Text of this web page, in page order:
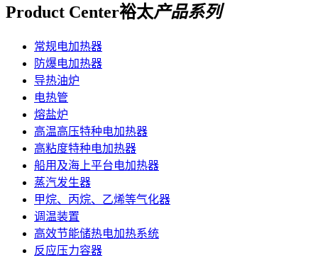
Product Center裕太产品系列
常规电加热器
防爆电加热器
导热油炉
电热管
熔盐炉
高温高压特种电加热器
高粘度特种电加热器
船用及海上平台电加热器
蒸汽发生器
甲烷、丙烷、乙烯等气化器
调温装置
高效节能储热电加热系统
反应压力容器